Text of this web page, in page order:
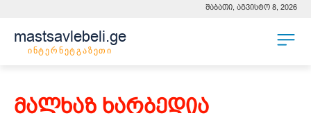
შაბათი, აგვისტო 8, 2026
mastsavlebeli.ge
ინტერნეტგაზეთი
მალხაზ ხარბედია